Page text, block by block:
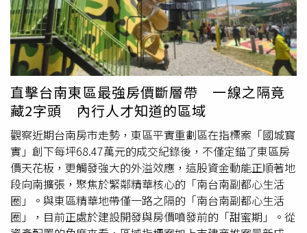
宅祭出諸多限制，包括高總價宅貸款成數降為3成、法人購
買住宅採許可制，都大幅限縮了高資產族購買豪宅的意願和
靈活性。事實上，央行於2014年起修訂對高價住宅的認定
標準，凡台北市總價7,000萬元、新北市6,000萬元、其他地
區4,000萬元以上之住宅，凡「鑑價或買賣金額」碰觸門
檻，貸款額度便受到限制，原本可貸4成，2024年9月20日
又再收緊剩3成，且無寬限期。然根據各大房仲與實價登錄
統計，六都新成屋近5年平均漲幅超過 50%，但高價住宅認
定標準卻10多年未配合大環境調整，引來業者不滿。房仲全
聯會理事長王瑞祺以台中豪宅門檻4,000萬元為例，有人2年
前購買時預售價3,800萬元，今年將交屋但房價增值已超過
豪宅門檻，貸款成數被迫限制最高3成，等同立即要面對7成
的自備款、也就是2,660萬元才能交屋，讓購屋人頭痛不
直擊台南東區最強房價斷層帶 一線之隔竟
藏2字頭 內行人才知道的區域
觀察近期台南房市走勢，東區平實重劃區在指標案「國城寳
實」創下每坪68.47萬元的成交紀錄後，不僅定錨了東區房
價天花板，更觸發強大的外溢效應，這股資金動能正順著地
段向南擴張，聚焦於緊鄰精華核心的「南台南副都心生活
圈」。與東區精華地帶僅一路之隔的「南台南副都心生活
圈」，目前正處於建設開發與房價噴發前的「甜蜜期」。從